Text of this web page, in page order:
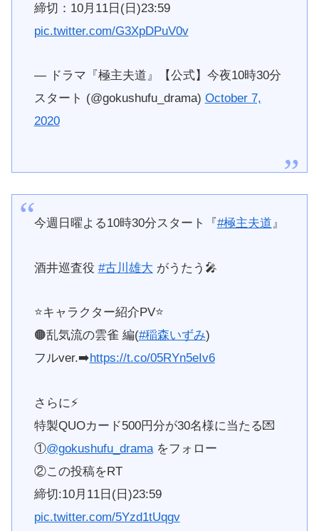
締切：10月11日(日)23:59
pic.twitter.com/G3XpDPuV0v
— ドラマ『極主夫道』【公式】今夜10時30分
スタート (@gokushufu_drama) October 7,
2020
今週日曜よる10時30分スタート『#極主夫道』
酒井巡査役 #古川雄大 がうたう🎤
⭐️キャラクター紹介PV⭐️
🟠乱気流の雲雀 編(#稲森いずみ)
フルver.➡️https://t.co/05RYn5eIv6
さらに⚡️
特製QUOカード500円分が30名様に当たる💌
①@gokushufu_dramaをフォロー
②この投稿をRT
締切:10月11日(日)23:59
pic.twitter.com/5Yzd1tUqgv